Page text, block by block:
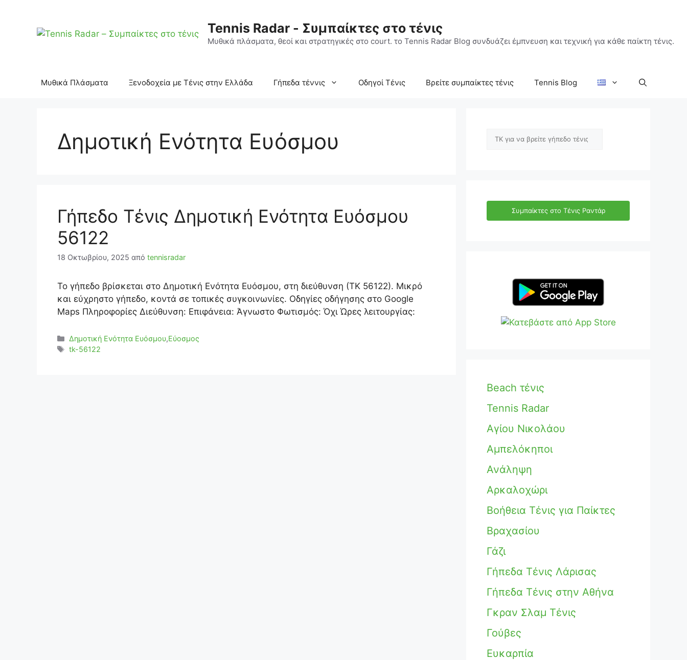
περιεχόμενο
Tennis Radar - Συμπαίκτες στο τένις
Μυθικά πλάσματα, θεοί και στρατηγικές στο court. το Tennis Radar Blog συνδυάζει έμπνευση και τεχνική για κάθε παίκτη τένις.
Μυθικά Πλάσματα Ξενοδοχεία με Τένις στην Ελλάδα Γήπεδα τέννις Οδηγοί Τένις Βρείτε συμπαίκτες τένις Tennis Blog
Δημοτική Ενότητα Ευόσμου
Γήπεδο Τένις Δημοτική Ενότητα Ευόσμου
56122
18 Οκτωβρίου, 2025 από tennisradar
Το γήπεδο βρίσκεται στο Δημοτική Ενότητα Ευόσμου, στη διεύθυνση (ΤΚ 56122). Μικρό
και εύχρηστο γήπεδο, κοντά σε τοπικές συγκοινωνίες. Οδηγίες οδήγησης στο Google
Maps Πληροφορίες Διεύθυνση: Επιφάνεια: Άγνωστο Φωτισμός: Όχι Ώρες λειτουργίας:
Κατηγορίες
Δημοτική Ενότητα Ευόσμου,Εύοσμος
Ετικέτες
tk-56122
Αναζήτηση
Συμπαίκτες στο Τένις Ραντάρ
Beach τένις
Tennis Radar
Αγίου Νικολάου
Αμπελόκηποι
Ανάληψη
Αρκαλοχώρι
Βοήθεια Τένις για Παίκτες
Βραχασίου
Γάζι
Γήπεδα Τένις Λάρισας
Γήπεδα Τένις στην Αθήνα
Γκραν Σλαμ Τένις
Γούβες
Ευκαρπία